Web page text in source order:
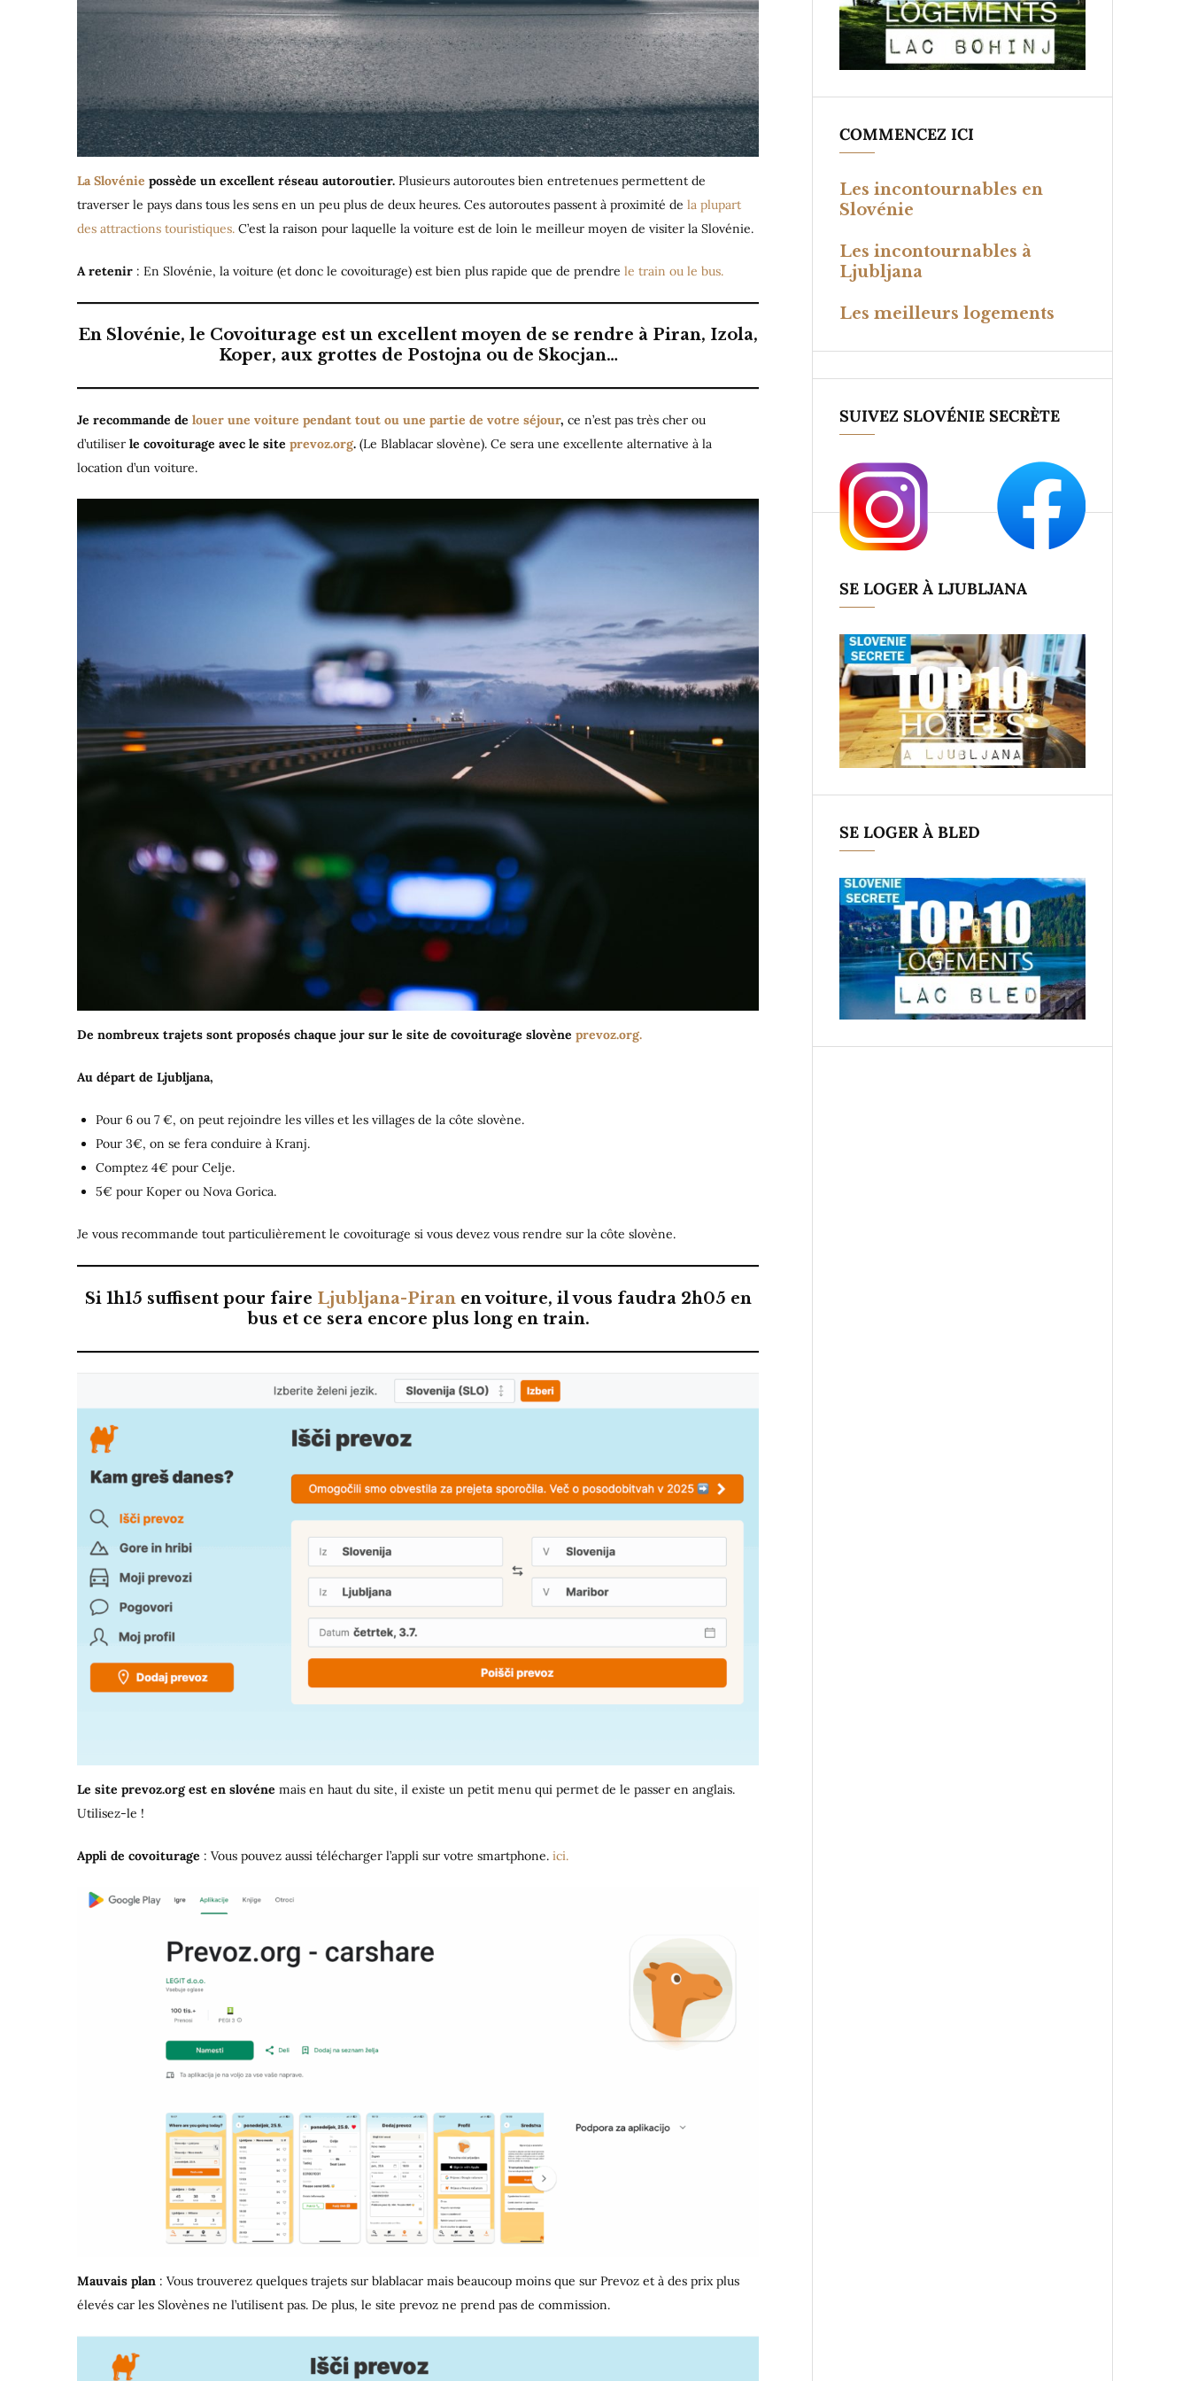
La Slovénie possède un excellent réseau autoroutier. Plusieurs autoroutes bien entretenues permettent de
traverser le pays dans tous les sens en un peu plus de deux heures. Ces autoroutes passent à proximité de la plupart
des attractions touristiques. C’est la raison pour laquelle la voiture est de loin le meilleur moyen de visiter la Slovénie.
A retenir : En Slovénie, la voiture (et donc le covoiturage) est bien plus rapide que de prendre le train ou le bus.
En Slovénie, le Covoiturage est un excellent moyen de se rendre à Piran, Izola,
Koper, aux grottes de Postojna ou de Skocjan…
Je recommande de louer une voiture pendant tout ou une partie de votre séjour, ce n’est pas très cher ou
d’utiliser le covoiturage avec le site prevoz.org. (Le Blablacar slovène). Ce sera une excellente alternative à la
location d’un voiture.
De nombreux trajets sont proposés chaque jour sur le site de covoiturage slovène prevoz.org.
Au départ de Ljubljana,
Pour 6 ou 7 €, on peut rejoindre les villes et les villages de la côte slovène.
Pour 3€, on se fera conduire à Kranj.
Comptez 4€ pour Celje.
5€ pour Koper ou Nova Gorica.
Je vous recommande tout particulièrement le covoiturage si vous devez vous rendre sur la côte slovène.
Si 1h15 suffisent pour faire Ljubljana-Piranen voiture, il vous faudra 2h05 en
bus et ce sera encore plus long en train.
Le site prevoz.org est en slovéne mais en haut du site, il existe un petit menu qui permet de le passer en anglais.
Utilisez-le !
Appli de covoiturage : Vous pouvez aussi télécharger l’appli sur votre smartphone. ici.
Mauvais plan : Vous trouverez quelques trajets sur blablacar mais beaucoup moins que sur Prevoz et à des prix plus
élevés car les Slovènes ne l’utilisent pas. De plus, le site prevoz ne prend pas de commission.
COMMENCEZ ICI
Les incontournables en
Slovénie
Les incontournables à
Ljubljana
Les meilleurs logements
SUIVEZ SLOVÉNIE SECRÈTE
SE LOGER À LJUBLJANA
SE LOGER À BLED